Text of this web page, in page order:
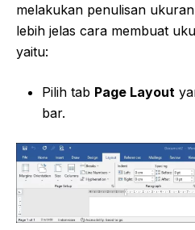
melakukan penulisan
lebih jelas cara membuat
yaitu:
Pilih tab Page Layout
bar.